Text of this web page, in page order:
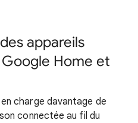
appareils
Home et
charge davantage de
connectée au fil du